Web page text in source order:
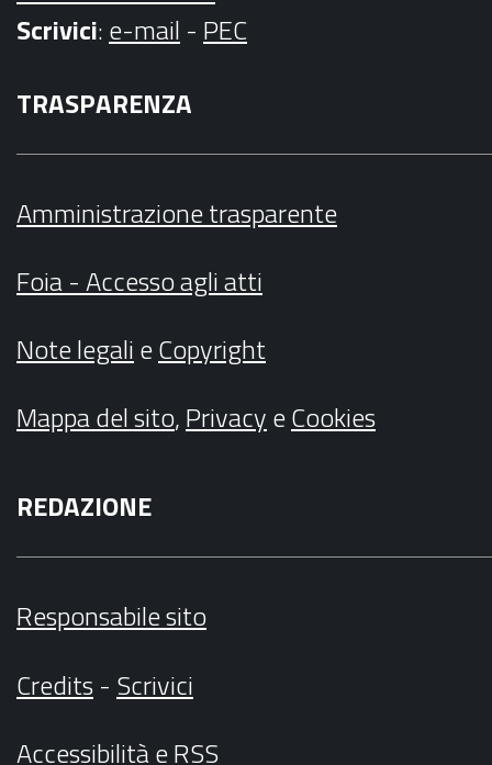
Scrivici:e-mail - PEC
TRASPARENZA
Amministrazione trasparente
Foia - Accesso agli atti
Note legalieCopyright
Mappa del sito,PrivacyeCookies
REDAZIONE
Responsabile sito
Credits- Scrivici
AccessibilitàeRSS